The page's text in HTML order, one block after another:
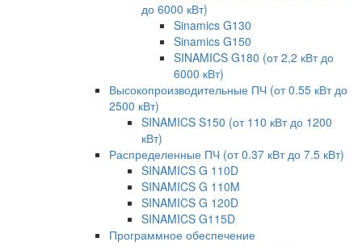
до 6000 кВт)
Sinamics G130
Sinamics G150
SINAMICS G180 (от 2,2 кВт до
6000 кВт)
Высокопроизводительные ПЧ (от 0.55 кВт до
2500 кВт)
SINAMICS S150 (от 110 кВт до 1200
кВт)
Распределенные ПЧ (от 0.37 кВт до 7.5 кВт)
SINAMICS G 110D
SINAMICS G 110M
SINAMICS G 120D
SINAMICS G115D
Программное обеспечение